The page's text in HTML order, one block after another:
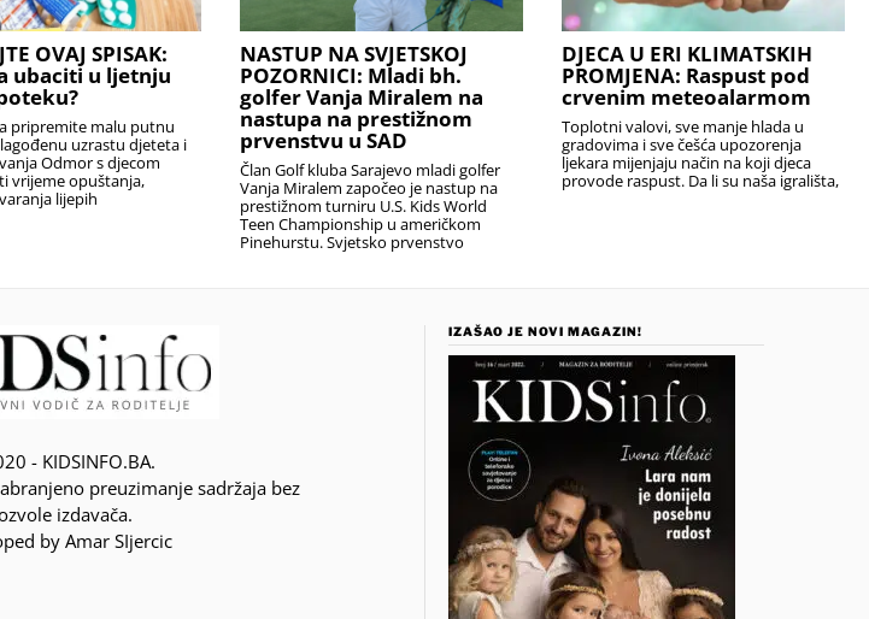
OVAJ SPISAK:
ubaciti u ljetnju
pripremite malu putnu
uzrastu djeteta i
Odmor s djecom
vrijeme opuštanja,
lijepih
NASTUP NA SVJETSKOJ
POZORNICI: Mladi bh.
golfer Vanja Miralem na
nastupa na prestižnom
prvenstvu u SAD
Član Golf kluba Sarajevo mladi golfer
Vanja Miralem započeo je nastup na
prestižnom turniru U.S. Kids World
Teen Championship u američkom
Pinehurstu. Svjetsko prvenstvo
DJECA U ERI KLIMATSKIH
PROMJENA: Raspust pod
crvenim meteoalarmom
Toplotni valovi, sve manje hlada u
gradovima i sve češća upozorenja
ljekara mijenjaju način na koji djeca
provode raspust. Da li su naša igrališta,
- KIDSINFO.BA.
preuzimanje sadržaja bez
izdavača.
by Amar SIjercic
IZAŠAO JE NOVI MAGAZIN!